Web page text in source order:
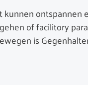
kunnen
of facilitory
is